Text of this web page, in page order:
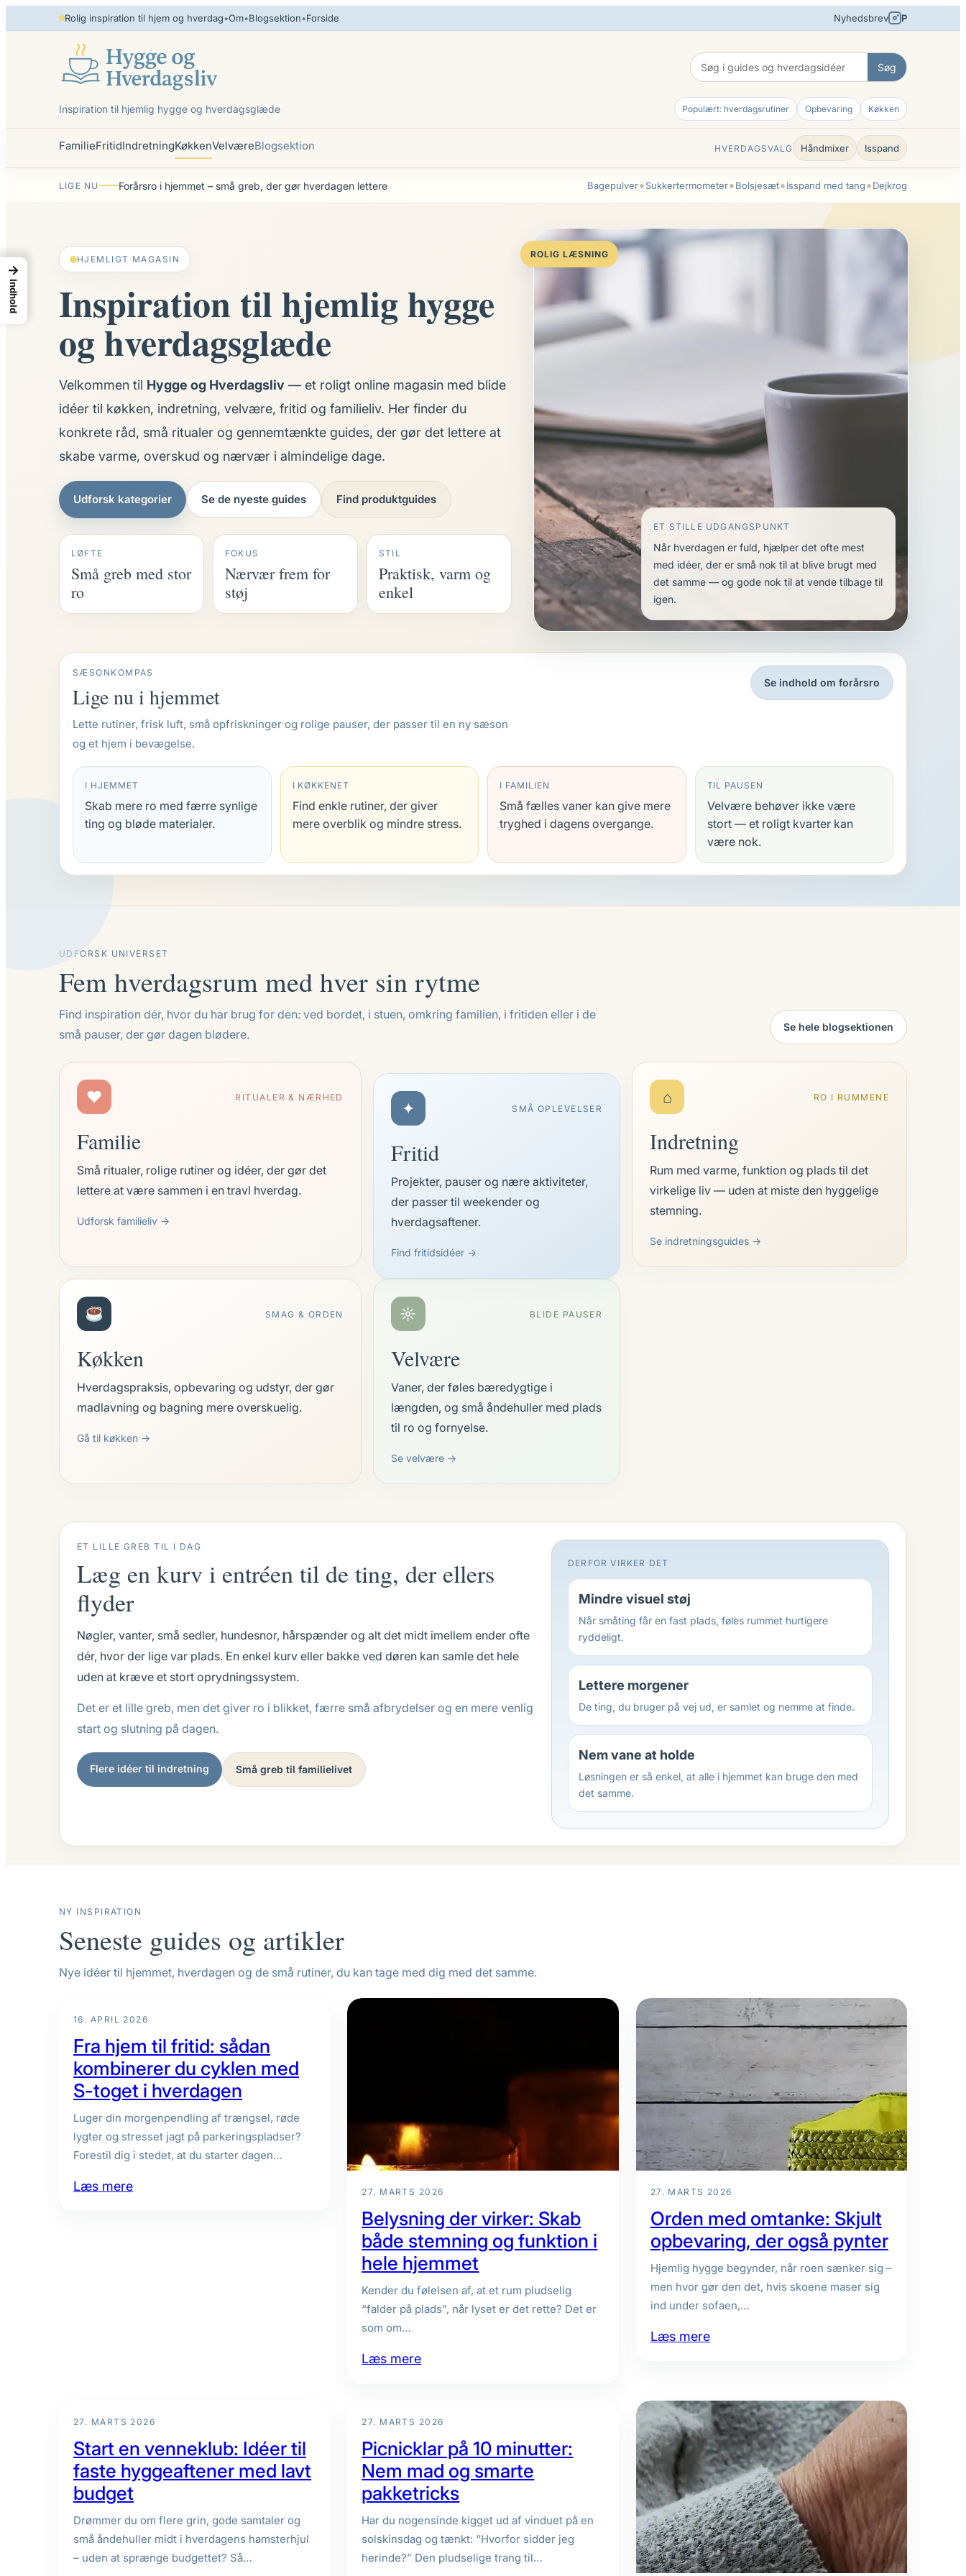
til
Rolig inspiration til hjem og hverdag•Om•Blogsektion•Forside Nyhedsbrev P
Søg
Inspiration til hjemlig hygge og hverdagsglæde Populært: hverdagsrutiner Opbevaring Køkken
FamilieFritidIndretningKøkkenVelværeBlogsektion HVERDAGSVALG Håndmixer Isspand
LIGE NU Forårsro i hjemmet – små greb, der gør hverdagen lettere Bagepulver•Sukkertermometer•Bolsjesæt•Isspand med tang•Dejkrog
HJEMLIGT MAGASIN
Inspiration til hjemlig hygge
og hverdagsglæde
Velkommen til Hygge og Hverdagsliv — et roligt online magasin med blide
idéer til køkken, indretning, velvære, fritid og familieliv. Her finder du
konkrete råd, små ritualer og gennemtænkte guides, der gør det lettere at
skabe varme, overskud og nærvær i almindelige dage.
Udforsk kategorier Se de nyeste guides Find produktguides
LØFTE
Små greb med stor
ro
FOKUS
Nærvær frem for
støj
STIL
Praktisk, varm og
enkel
ROLIG LÆSNING
ET STILLE UDGANGSPUNKT
Når hverdagen er fuld, hjælper det ofte mest
med idéer, der er små nok til at blive brugt med
det samme — og gode nok til at vende tilbage til
igen.
SÆSONKOMPAS
Lige nu i hjemmet
Lette rutiner, frisk luft, små opfriskninger og rolige pauser, der passer til en ny sæson
og et hjem i bevægelse.
Se indhold om forårsro
I HJEMMET
Skab mere ro med færre synlige
ting og bløde materialer.
I KØKKENET
Find enkle rutiner, der giver
mere overblik og mindre stress.
I FAMILIEN
Små fælles vaner kan give mere
tryghed i dagens overgange.
TIL PAUSEN
Velvære behøver ikke være
stort — et roligt kvarter kan
være nok.
UDFORSK UNIVERSET
Fem hverdagsrum med hver sin rytme
Find inspiration dér, hvor du har brug for den: ved bordet, i stuen, omkring familien, i fritiden eller i de
små pauser, der gør dagen blødere.
Se hele blogsektionen
♥ RITUALER & NÆRHED
Familie
Små ritualer, rolige rutiner og idéer, der gør det
lettere at være sammen i en travl hverdag.
Udforsk familieliv →
✦ SMÅ OPLEVELSER
Fritid
Projekter, pauser og nære aktiviteter,
der passer til weekender og
hverdagsaftener.
Find fritidsidéer →
⌂ RO I RUMMENE
Indretning
Rum med varme, funktion og plads til det
virkelige liv — uden at miste den hyggelige
stemning.
Se indretningsguides →
SMAG & ORDEN
Køkken
Hverdagspraksis, opbevaring og udstyr, der gør
madlavning og bagning mere overskuelig.
Gå til køkken →
☼ BLIDE PAUSER
Velvære
Vaner, der føles bæredygtige i
længden, og små åndehuller med plads
til ro og fornyelse.
Se velvære →
ET LILLE GREB TIL I DAG
Læg en kurv i entréen til de ting, der ellers
flyder
Nøgler, vanter, små sedler, hundesnor, hårspænder og alt det midt imellem ender ofte
dér, hvor der lige var plads. En enkel kurv eller bakke ved døren kan samle det hele
uden at kræve et stort oprydningssystem.
Det er et lille greb, men det giver ro i blikket, færre små afbrydelser og en mere venlig
start og slutning på dagen.
Flere idéer til indretning Små greb til familielivet
DERFOR VIRKER DET
Mindre visuel støj
Når småting får en fast plads, føles rummet hurtigere
ryddeligt.
Lettere morgener
De ting, du bruger på vej ud, er samlet og nemme at finde.
Nem vane at holde
Løsningen er så enkel, at alle i hjemmet kan bruge den med
det samme.
NY INSPIRATION
Seneste guides og artikler
Nye idéer til hjemmet, hverdagen og de små rutiner, du kan tage med dig med det samme.
16. APRIL 2026
Fra hjem til fritid: sådan
kombinerer du cyklen med
S-toget i hverdagen
Luger din morgenpendling af trængsel, røde
lygter og stresset jagt på parkeringspladser?
Forestil dig i stedet, at du starter dagen…
Læs mere:
i
hverdagen
27. MARTS 2026
Belysning der virker: Skab
både stemning og funktion i
hele hjemmet
Kender du følelsen af, at et rum pludselig
“falder på plads”, når lyset er det rette? Det er
som om…
Læs mere:
virker:
Skab
både
stemning
og
funktion
i
hele
27. MARTS 2026
Orden med omtanke: Skjult
opbevaring, der også pynter
Hjemlig hygge begynder, når roen sænker sig –
men hvor gør den det, hvis skoene maser sig
ind under sofaen,…
Læs mere:
Skjult
opbevaring,
der
også
pynter
27. MARTS 2026
Start en venneklub: Idéer til
faste hyggeaftener med lavt
budget
Drømmer du om flere grin, gode samtaler og
små åndehuller midt i hverdagens hamsterhjul
– uden at sprænge budgettet? Så…
27. MARTS 2026
Picnicklar på 10 minutter:
Nem mad og smarte
pakketricks
Har du nogensinde kigget ud af vinduet på en
solskinsdag og tænkt: “Hvorfor sidder jeg
herinde?” Den pludselige trang til…
→
Indhold